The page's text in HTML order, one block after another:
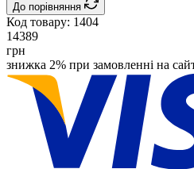
До порівняння
Код товару: 1404
14389
грн
знижка 2% при замовленні на